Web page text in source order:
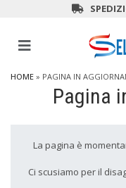
HOME » PAGINA IN
Pagina
La pagina è
Ci scusiamo per il